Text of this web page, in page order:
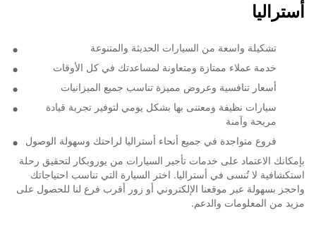
أستراليا
تشكيلة واسعة من السيارات الحديثة والمتنوعة
خدمة عملاء ممتازة ومتعاونة لمساعدتك في كل الأوقات
أسعار تنافسية وعروض مميزة تناسب جميع الميزانيات
سيارات نظيفة ومعتنى بها بشكل يومي لتوفير تجربة قيادة
مريحة وآمنة
فروع متواجدة في جميع أنحاء أستراليا لراحتك وسهولة الوصول
بإمكانك الاعتماد على خدمات تأجير السيارات من يوروبكار لتحقيق رحلة
استكشافية لا تُنسى في أستراليا. اختر السيارة التي تناسب احتياجاتك
واحجز بسهولة عبر موقعنا الإلكتروني أو زور أقرب فرع لنا للحصول على
مزيد من المعلومات والدعم.